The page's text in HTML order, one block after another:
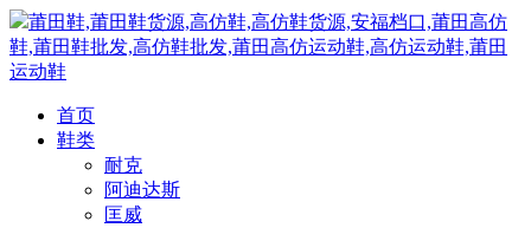
莆田鞋,莆田鞋货源,高仿鞋,高仿鞋货源,安福档口,莆田高仿
鞋,莆田鞋批发,高仿鞋批发,莆田高仿运动鞋,高仿运动鞋,莆田
运动鞋
首页
鞋类
耐克
阿迪达斯
匡威